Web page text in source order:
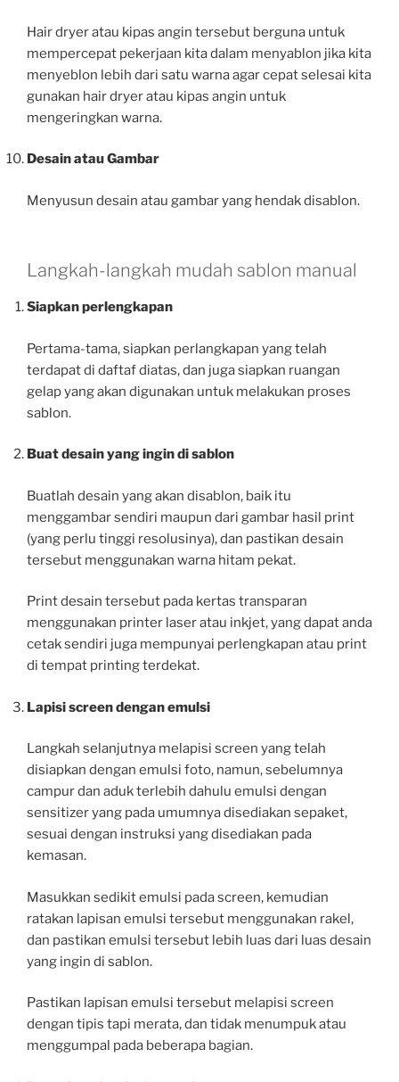
Hair dryer atau kipas angin tersebut berguna untuk
mempercepat pekerjaan kita dalam menyablon jika kita
menyeblon lebih dari satu warna agar cepat selesai kita
gunakan hair dryer atau kipas angin untuk
mengeringkan warna.
Desain atau Gambar
Menyusun desain atau gambar yang hendak disablon.
Langkah-langkah mudah sablon manual
Siapkan perlengkapan
Pertama-tama, siapkan perlangkapan yang telah
terdapat di daftaf diatas, dan juga siapkan ruangan
gelap yang akan digunakan untuk melakukan proses
sablon.
Buat desain yang ingin di sablon
Buatlah desain yang akan disablon, baik itu
menggambar sendiri maupun dari gambar hasil print
(yang perlu tinggi resolusinya), dan pastikan desain
tersebut menggunakan warna hitam pekat.
Print desain tersebut pada kertas transparan
menggunakan printer laser atau inkjet, yang dapat anda
cetak sendiri juga mempunyai perlengkapan atau print
di tempat printing terdekat.
Lapisi screen dengan emulsi
Langkah selanjutnya melapisi screen yang telah
disiapkan dengan emulsi foto, namun, sebelumnya
campur dan aduk terlebih dahulu emulsi dengan
sensitizer yang pada umumnya disediakan sepaket,
sesuai dengan instruksi yang disediakan pada
kemasan.
Masukkan sedikit emulsi pada screen, kemudian
ratakan lapisan emulsi tersebut menggunakan rakel,
dan pastikan emulsi tersebut lebih luas dari luas desain
yang ingin di sablon.
Pastikan lapisan emulsi tersebut melapisi screen
dengan tipis tapi merata, dan tidak menumpuk atau
menggumpal pada beberapa bagian.